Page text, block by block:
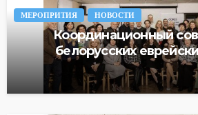
МЕРОПРИТИЯ НОВОСТИ
Координационный
белорусских